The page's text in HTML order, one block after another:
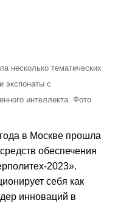
несколько тематических
экспонаты с
интеллекта. Фото
в Москве прошла
обеспечения
2023».
себя как
инноваций в